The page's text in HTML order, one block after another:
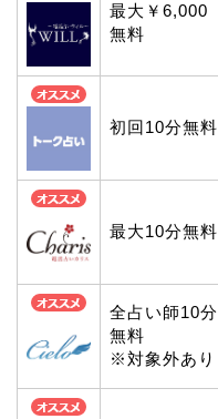
最大￥6,000
無料
初回10分無料
最大10分無料
全占い師10分
無料
※対象外あり